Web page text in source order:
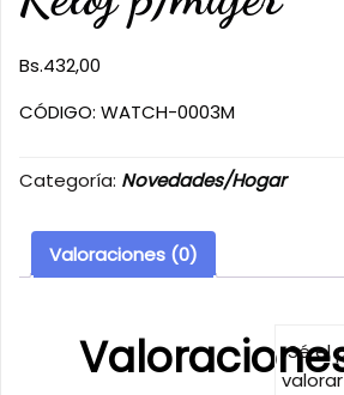
Bs.432,00
CÓDIGO: WATCH-0003M
Categoría: Novedades/Hogar
Valoraciones (0)
Sé el
valorar